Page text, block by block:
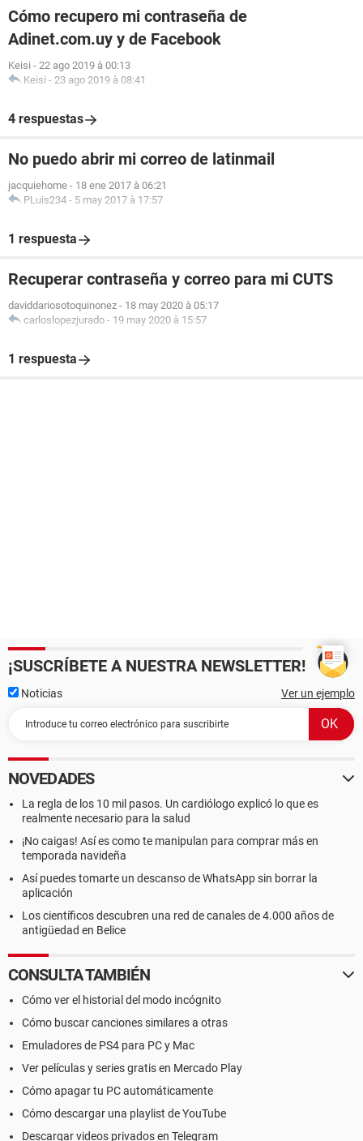
Cómo recupero mi contraseña de
Adinet.com.uy y de Facebook
Keisi - 22 ago 2019 à 00:13
Keisi - 23 ago 2019 à 08:41
4 respuestas
No puedo abrir mi correo de latinmail
jacquiehome - 18 ene 2017 à 06:21
PLuis234 - 5 may 2017 à 17:57
1 respuesta
Recuperar contraseña y correo para mi CUTS
daviddariosotoquinonez - 18 may 2020 à 05:17
carloslopezjurado - 19 may 2020 à 15:57
1 respuesta
¡SUSCRÍBETE A NUESTRA NEWSLETTER!
Noticias Ver un ejemplo
NOVEDADES
La regla de los 10 mil pasos. Un cardiólogo explicó lo que es
realmente necesario para la salud
¡No caigas! Así es como te manipulan para comprar más en
temporada navideña
Así puedes tomarte un descanso de WhatsApp sin borrar la
aplicación
Los científicos descubren una red de canales de 4.000 años de
antigüedad en Belice
CONSULTA TAMBIÉN
Cómo ver el historial del modo incógnito
Cómo buscar canciones similares a otras
Emuladores de PS4 para PC y Mac
Ver películas y series gratis en Mercado Play
Cómo apagar tu PC automáticamente
Cómo descargar una playlist de YouTube
Descargar videos privados en Telegram